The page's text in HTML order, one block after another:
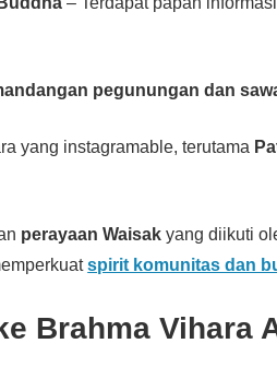
pegunungan dan
yang instagramable, terutama
perayaan Waisak yang diikuti
spirit komunitas dan
Brahma Vihara